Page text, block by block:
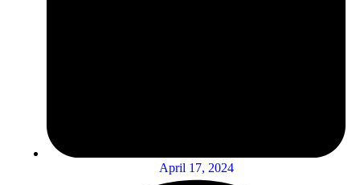
April 17, 2024